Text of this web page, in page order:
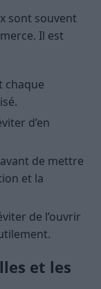
sont souvent
Il est
chaque
d’en
de mettre
et la
de l’ouvrir
et les